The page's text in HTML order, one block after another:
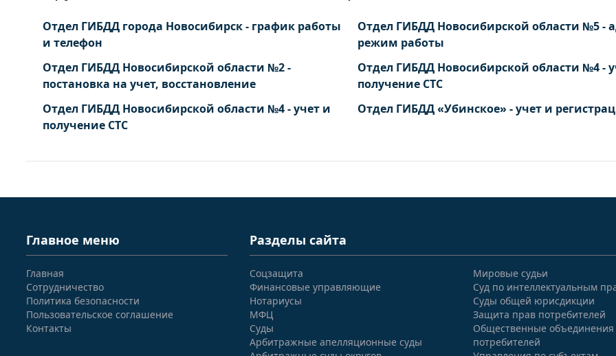
Отдел ГИБДД города Новосибирск - график работы
и телефон
Отдел ГИБДД Новосибирской области №5 -
режим работы
Отдел ГИБДД Новосибирской области №2 -
постановка на учет, восстановление
Отдел ГИБДД Новосибирской области №4 -
получение СТС
Отдел ГИБДД Новосибирской области №4 - учет и
получение СТС
Отдел ГИБДД «Убинское» - учет и
Главное меню
Главная
Сотрудничество
Политика безопасности
Пользовательское соглашение
Контакты
Разделы сайта
Соцзащита
Финансовые управляющие
Нотариусы
МФЦ
Суды
Арбитражные апелляционные суды
Мировые судьи
Суд по интеллектуальным
Суды общей юрисдикции
Защита прав потребителей
Общественные объединения
потребителей